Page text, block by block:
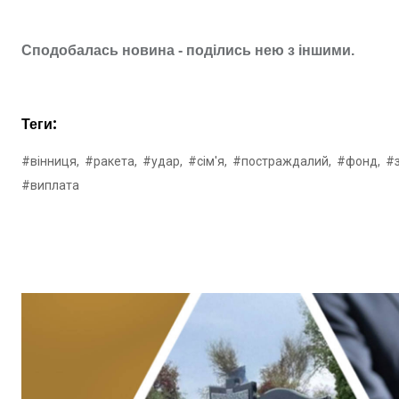
Сподобалась новина - поділись нею з іншими.
Теги:
#вінниця, #ракета, #удар, #сім'я, #постраждалий, #фонд,
#виплата